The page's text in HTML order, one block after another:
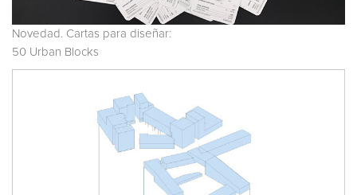
Novedad. Cartas para diseñar:
50 Urban Blocks